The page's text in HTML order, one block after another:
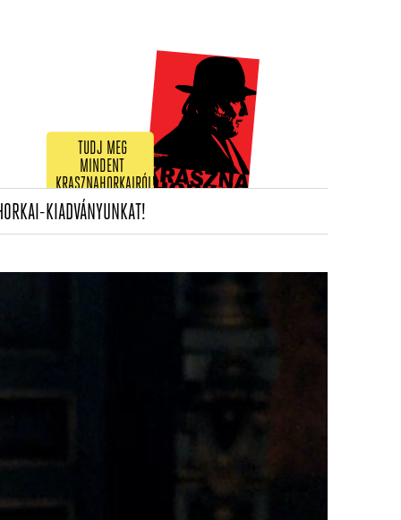
TUDJ MEG
MINDENT
KRASZNAHORKAIRÓL!
KIADVÁNYUNKAT!(CURRENT)